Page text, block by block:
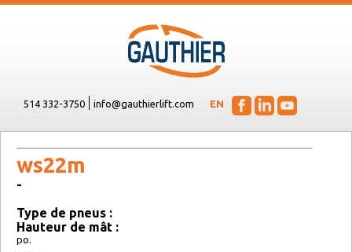
514 332-3750 info@gauthierlift.com EN
ws22m
-
Type de pneus :
Hauteur de mât :
po.